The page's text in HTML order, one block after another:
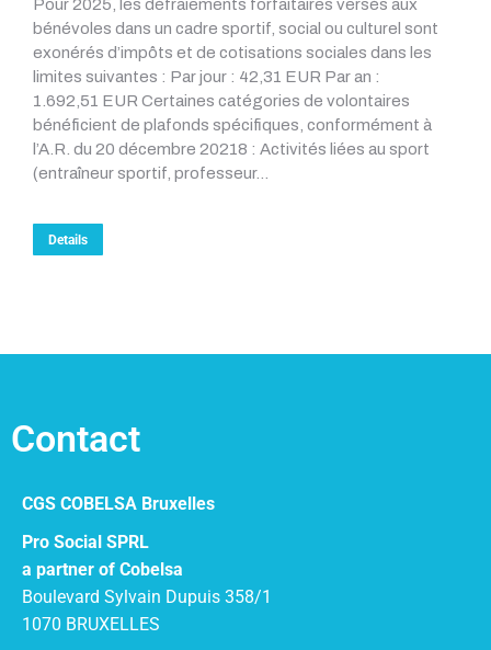
Pour 2025, les défraiements forfaitaires versés aux
bénévoles dans un cadre sportif, social ou culturel sont
exonérés d’impôts et de cotisations sociales dans les
limites suivantes : Par jour : 42,31 EUR Par an :
1.692,51 EUR Certaines catégories de volontaires
bénéficient de plafonds spécifiques, conformément à
l’A.R. du 20 décembre 20218 : Activités liées au sport
(entraîneur sportif, professeur…
Details
Contact
CGS COBELSA Bruxelles
Pro Social SPRL
a partner of Cobelsa
Boulevard Sylvain Dupuis 358/1
1070 BRUXELLES